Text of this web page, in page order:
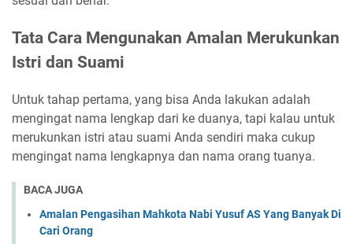
Tata Cara Mengunakan Amalan Merukunkan
Istri dan Suami
Untuk tahap pertama, yang bisa Anda lakukan adalah
mengingat nama lengkap dari ke duanya, tapi kalau untuk
merukunkan istri atau suami Anda sendiri maka cukup
mengingat nama lengkapnya dan nama orang tuanya.
BACA JUGA
Amalan Pengasihan Mahkota Nabi Yusuf AS Yang Banyak Di
Cari Orang